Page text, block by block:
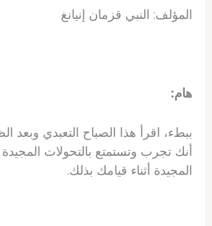
المؤلف: النبي قزمان إنيانغ
هام:
ببطء، اقرأ هذا الصباح التعبدي وبعد
أنك تجرب وتستمتع بالتحولات المجيدة
المجيدة أثناء قيامك بذلك.